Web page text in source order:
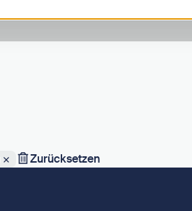
Zurücksetzen